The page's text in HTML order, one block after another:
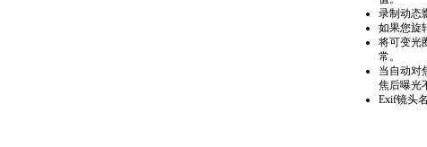
录制动态
如果您旋
将可变光
常。
当自动对
焦后曝光
Exif镜头